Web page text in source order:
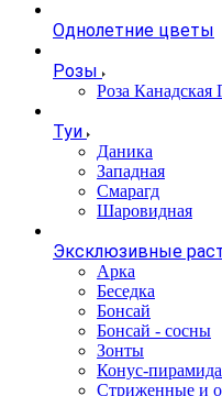
Однолетние цветы
Розы
Роза Канадская
Туи
Даника
Западная
Смарагд
Шаровидная
Эксклюзивные
Арка
Беседка
Бонсай
Бонсай - сосны
Зонты
Конус-
Стриженные и